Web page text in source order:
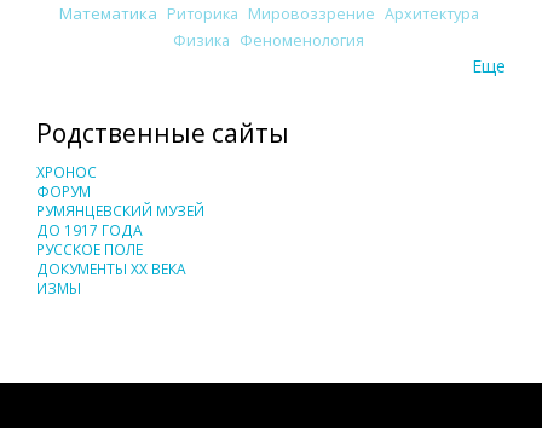
Математика Риторика Мировоззрение Архитектура
Физика Феноменология
Еще
Родственные сайты
ХРОНОС
ФОРУМ
РУМЯНЦЕВСКИЙ МУЗЕЙ
ДО 1917 ГОДА
РУССКОЕ ПОЛЕ
ДОКУМЕНТЫ XX ВЕКА
ИЗМЫ